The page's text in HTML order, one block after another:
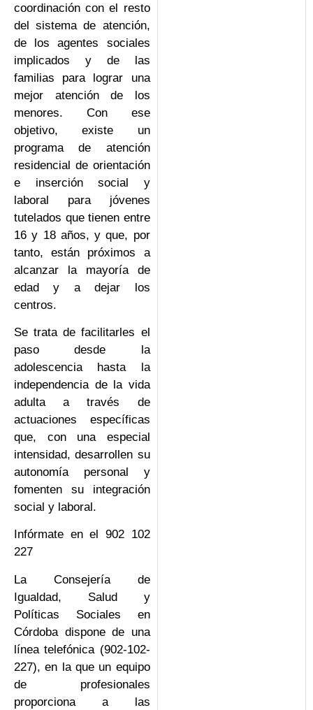
coordinación con el resto
del sistema de atención,
de los agentes sociales
implicados y de las
familias para lograr una
mejor atención de los
menores. Con ese
objetivo, existe un
programa de atención
residencial de orientación
e inserción social y
laboral para jóvenes
tutelados que tienen entre
16 y 18 años, y que, por
tanto, están próximos a
alcanzar la mayoría de
edad y a dejar los
centros.
Se trata de facilitarles el
paso desde la
adolescencia hasta la
independencia de la vida
adulta a través de
actuaciones específicas
que, con una especial
intensidad, desarrollen su
autonomía personal y
fomenten su integración
social y laboral.
Infórmate en el 902 102
227
La Consejería de
Igualdad, Salud y
Políticas Sociales en
Córdoba dispone de una
línea telefónica (902-102-
227), en la que un equipo
de profesionales
proporciona a las